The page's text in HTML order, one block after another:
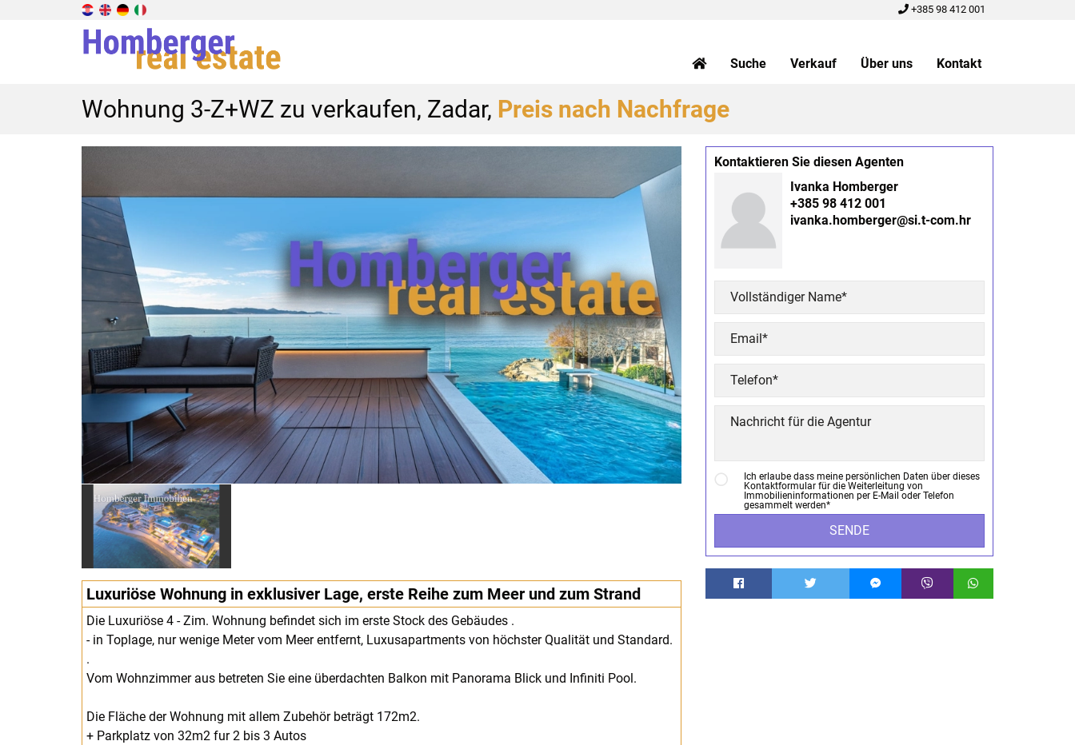
+385 98 412 001
Suche Verkauf Über uns Kontakt
Wohnung 3-Z+WZ zu verkaufen, Zadar, Preis nach Nachfrage
Luxuriöse Wohnung in exklusiver Lage, erste Reihe zum Meer und zum Strand
Die Luxuriöse 4 - Zim. Wohnung befindet sich im erste Stock des Gebäudes .
- in Toplage, nur wenige Meter vom Meer entfernt, Luxusapartments von höchster Qualität und Standard.
.
Vom Wohnzimmer aus betreten Sie eine überdachten Balkon mit Panorama Blick und Infiniti Pool.
Die Fläche der Wohnung mit allem Zubehör beträgt 172m2.
+ Parkplatz von 32m2 fur 2 bis 3 Autos
Kontaktieren Sie diesen Agenten
Ivanka Homberger
+385 98 412 001
ivanka.homberger@si.t-com.hr
Ich erlaube dass meine persönlichen Daten über dieses
Kontaktformular für die Weiterleitung von
Immobilieninformationen per E-Mail oder Telefon
gesammelt werden*
SENDE